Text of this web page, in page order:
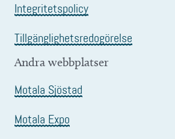
Integritetspolicy
Tillgänglighetsredogörelse
Andra webbplatser
Motala Sjöstad
Motala Expo